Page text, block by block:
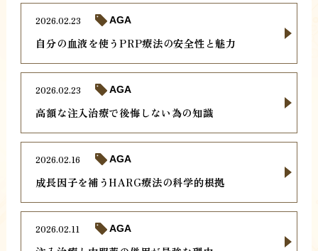
自分の血液を使うPRP療法の安全性と魅力
2026.02.23 AGA
高額な注入治療で後悔しない為の知識
2026.02.23 AGA
成長因子を補うHARG療法の科学的根拠
2026.02.16 AGA
2026.02.11 AGA